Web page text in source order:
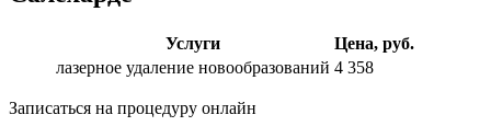
Услуги
Цена, руб.
лазерное удаление новообразований 4 358
Записаться на процедуру онлайн